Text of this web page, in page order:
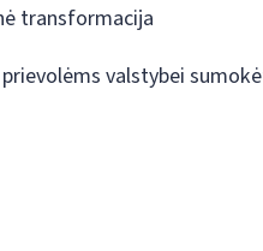
transformacija
valstybei